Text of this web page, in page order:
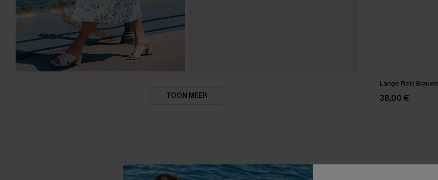
TOON MEER
Lange Reis
38,00 €